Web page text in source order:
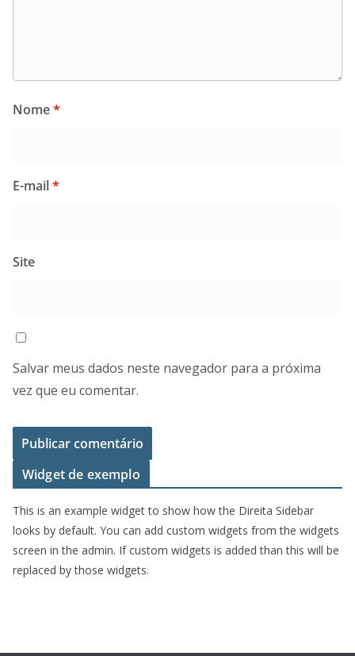
Nome*
E-mail*
Site
Salvar meus dados neste navegador para a próxima
vez que eu comentar.
Widget de exemplo
This is an example widget to show how the Direita Sidebar
looks by default. You can add custom widgets from the widgets
screen in the admin. If custom widgets is added than this will be
replaced by those widgets.